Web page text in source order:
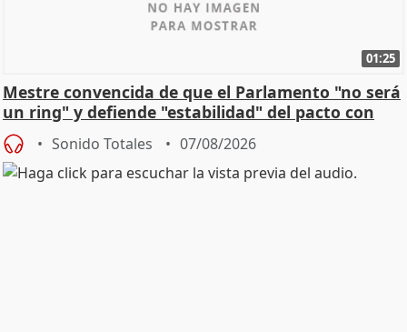
01:25
Mestre convencida de que el Parlamento "no será
un ring" y defiende "estabilidad" del pacto con
Vox
Sonido Totales 07/08/2026